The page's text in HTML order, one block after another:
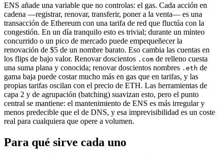
ENS añade una variable que no controlas: el gas. Cada acción en
cadena —registrar, renovar, transferir, poner a la venta— es una
transacción de Ethereum con una tarifa de red que fluctúa con la
congestión. En un día tranquilo esto es trivial; durante un minteo
concurrido o un pico de mercado puede empequeñecer la
renovación de $5 de un nombre barato. Eso cambia las cuentas en
los flips de bajo valor. Renovar doscientos .com de relleno cuesta
una suma plana y conocida; renovar doscientos nombres .eth de
gama baja puede costar mucho más en gas que en tarifas, y las
propias tarifas oscilan con el precio de ETH. Las herramientas de
capa 2 y de agrupación (batching) suavizan esto, pero el punto
central se mantiene: el mantenimiento de ENS es más irregular y
menos predecible que el de DNS, y esa imprevisibilidad es un coste
real para cualquiera que opere a volumen.
Para qué sirve cada uno